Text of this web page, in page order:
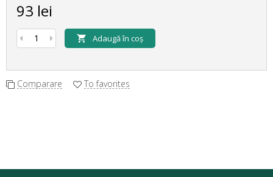
93 lei
Adaugă în coș
Comparare To favorites